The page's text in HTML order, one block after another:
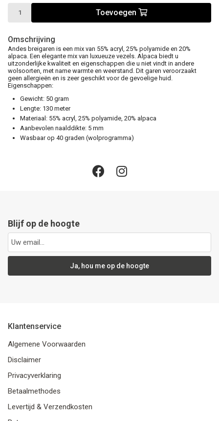
Toevoegen
Omschrijving
Andes breigaren is een mix van 55% acryl, 25% polyamide en 20%
alpaca. Een elegante mix van luxueuze vezels. Alpaca biedt u
uitzonderlijke kwaliteit en eigenschappen die u niet vindt in andere
wolsoorten, met name warmte en weerstand. Dit garen veroorzaakt
geen allergieën en is zeer geschikt voor de gevoelige huid.
Eigenschappen:
Gewicht: 50 gram
Lengte: 130 meter
Materiaal: 55% acryl, 25% polyamide, 20% alpaca
Aanbevolen naalddikte: 5 mm
Wasbaar op 40 graden (wolprogramma)
Blijf op de hoogte
Ja, hou me op de hoogte
Klantenservice
Algemene Voorwaarden
Disclaimer
Privacyverklaring
Betaalmethodes
Levertijd & Verzendkosten